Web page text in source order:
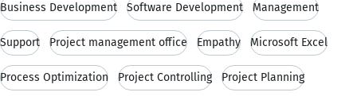
Business Development Software Development Management
Support Project management office Empathy Microsoft Excel
Process Optimization Project Controlling Project Planning